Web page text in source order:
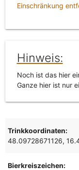
Einschränkung
Hinweis:
Noch ist das hier
Ganze hier ist nur
Trinkkoordinaten:
48.09728671126,
Bierkreiszeichen: